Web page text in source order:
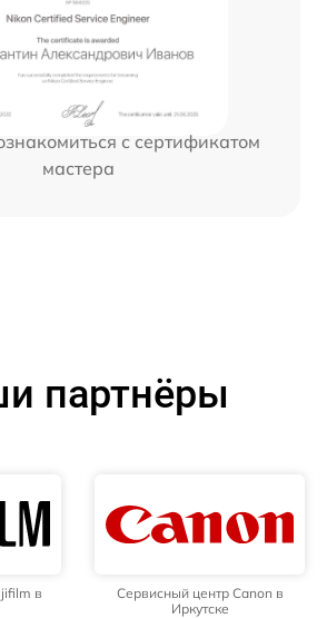
с сертификатом
мастера
партнёры
в
Сервисный центр Canon в
Иркутске